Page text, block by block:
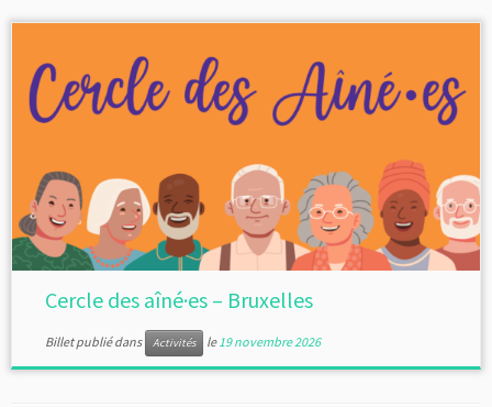
Cercle des aîné·es – Bruxelles
Billet publié dans Activités le 19 novembre 2026